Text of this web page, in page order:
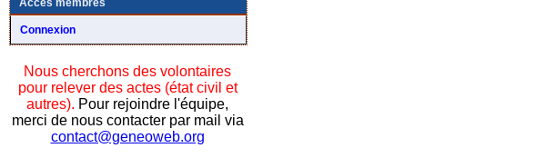
Accès membres
Connexion
Nous cherchons des volontaires
pour relever des actes (état civil et
autres). Pour rejoindre l'équipe,
merci de nous contacter par mail via
contact@geneoweb.org